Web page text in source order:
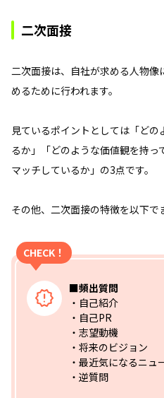
二次面接
二次面接は、自社が求める人物
めるために行われます。
見ているポイントとしては「ど
るか」「どのような価値観を持
マッチしているか」の3点です。
その他、二次面接の特徴を以下で
CHECK！
■頻出質問
・自己紹介
・自己PR
・志望動機
・将来のビジョン
・最近気になるニュ
・逆質問